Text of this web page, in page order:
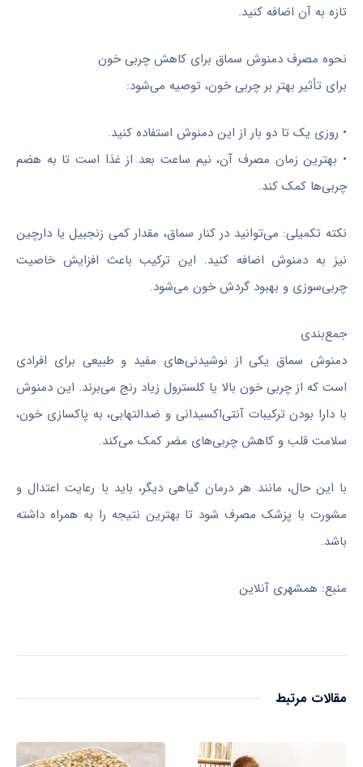
تازه به آن اضافه کنید.
نحوه مصرف دمنوش سماق برای کاهش چربی خون
برای تأثیر بهتر بر چربی خون، توصیه می‌شود:
• روزی یک تا دو بار از این دمنوش استفاده کنید.
• بهترین زمان مصرف آن، نیم ساعت بعد از غذا است تا به هضم
چربی‌ها کمک کند.
نکته تکمیلی: می‌توانید در کنار سماق، مقدار کمی زنجبیل یا دارچین
نیز به دمنوش اضافه کنید. این ترکیب باعث افزایش خاصیت
چربی‌سوزی و بهبود گردش خون می‌شود.
جمع‌بندی
دمنوش سماق یکی از نوشیدنی‌های مفید و طبیعی برای افرادی
است که از چربی خون بالا یا کلسترول زیاد رنج می‌برند. این دمنوش
با دارا بودن ترکیبات آنتی‌اکسیدانی و ضدالتهابی، به پاکسازی خون،
سلامت قلب و کاهش چربی‌های مضر کمک می‌کند.
با این حال، مانند هر درمان گیاهی دیگر، باید با رعایت اعتدال و
مشورت با پزشک مصرف شود تا بهترین نتیجه را به همراه داشته
باشد.
منبع: همشهری آنلاین
مقالات مرتبط